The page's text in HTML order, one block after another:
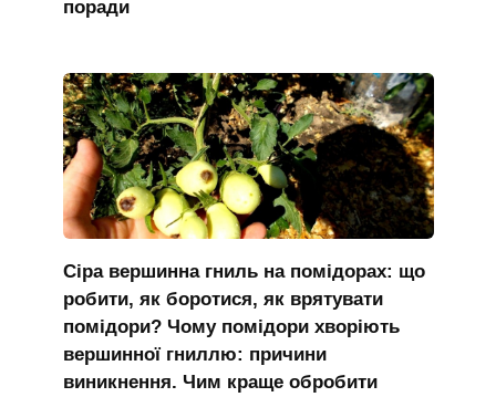
поради
Сіра вершинна гниль на помідорах: що
робити, як боротися, як врятувати
помідори? Чому помідори хворіють
вершинної гниллю: причини
виникнення. Чим краще обробити